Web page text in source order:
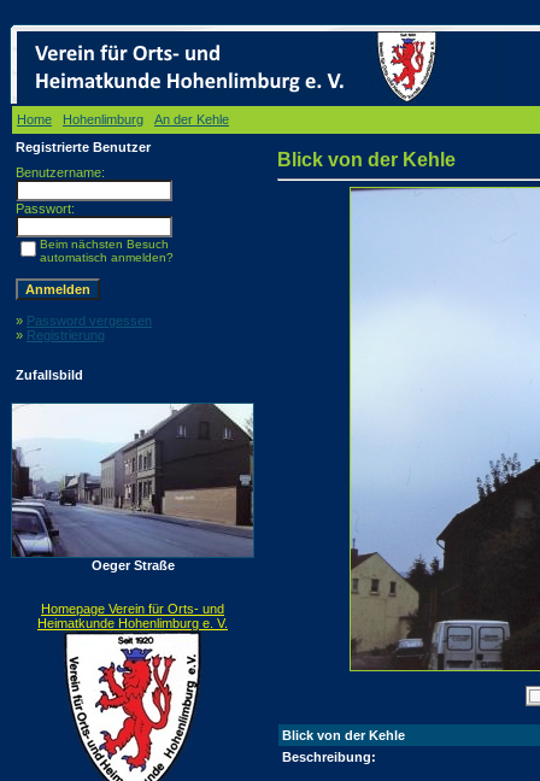
Home Hohenlimburg An der Kehle
Registrierte Benutzer
Benutzername:
Passwort:
Beim nächsten Besuch
automatisch anmelden?
» Password vergessen
» Registrierung
Zufallsbild
Oeger Straße
Homepage Verein für Orts- und
Heimatkunde Hohenlimburg e. V.
Blick von der Kehle
Blick von der Kehle
Beschreibung: